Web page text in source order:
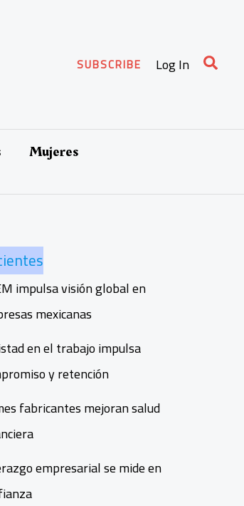
SUBSCRIBE Log In
Mujeres
impulsa visión global en
mexicanas
en el trabajo impulsa
y retención
fabricantes mejoran salud
empresarial se mide en